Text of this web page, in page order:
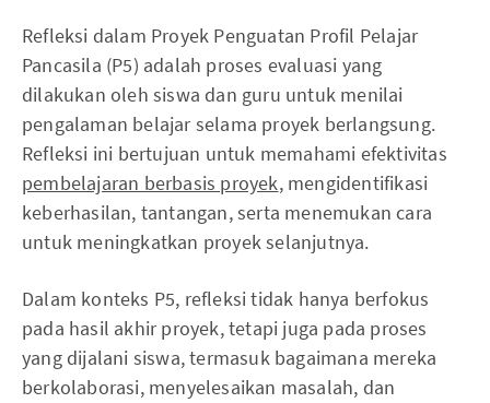
Refleksi dalam Proyek Penguatan Profil Pelajar
Pancasila (P5) adalah proses evaluasi yang
dilakukan oleh siswa dan guru untuk menilai
pengalaman belajar selama proyek berlangsung.
Refleksi ini bertujuan untuk memahami efektivitas
pembelajaran berbasis proyek, mengidentifikasi
keberhasilan, tantangan, serta menemukan cara
untuk meningkatkan proyek selanjutnya.
Dalam konteks P5, refleksi tidak hanya berfokus
pada hasil akhir proyek, tetapi juga pada proses
yang dijalani siswa, termasuk bagaimana mereka
berkolaborasi, menyelesaikan masalah, dan